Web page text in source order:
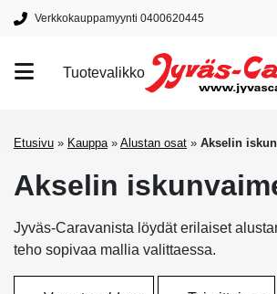
Verkkokauppamyynti 0400620445
Tuotemerkit
Tuotevalikko
Etusivu » Kauppa» Alustan osat » Akselin
Akselin
Jyväs-Caravanista löydät erilaiset
teho sopivaa mallia valittaessa.